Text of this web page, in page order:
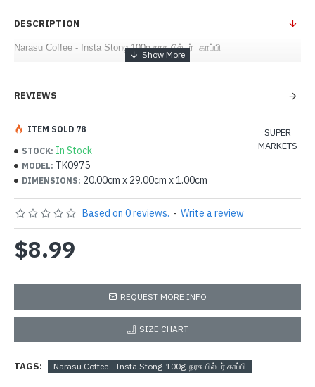
DESCRIPTION
Narasu Coffee - Insta Stong-100g-நரசு பில்டர் காப்பி
REVIEWS
STOCK: In Stock
MODEL: TK0975
DIMENSIONS: 20.00cm x 29.00cm x 1.00cm
SUPER
MARKETS
ITEM SOLD 78
Based on 0 reviews. - Write a review
$8.99
REQUEST MORE INFO
SIZE CHART
TAGS: Narasu Coffee - Insta Stong-100g-நரசு பில்டர் காப்பி